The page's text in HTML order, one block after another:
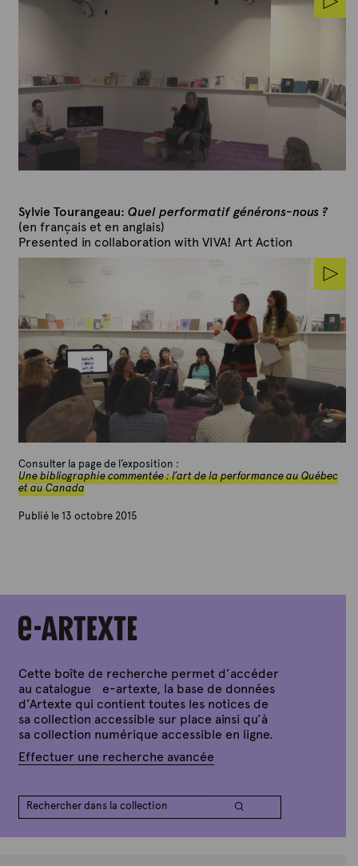
Sylvie Tourangeau: Quel performatif générons-nous ?
(en français et en anglais)
Presented in collaboration with VIVA! Art Action
Consulter la page de l’exposition :
Une bibliographie commentée : l’art de la performance au Québec
et au Canada
Publié le 13 octobre 2015
e
x
e
Cette boîte de recherche permet d’accéder
au catalogue e-artexte, la base de données
d’Artexte qui contient toutes les notices de
sa collection accessible sur place ainsi qu’à
sa collection numérique accessible en ligne.
Effectuer une recherche avancée